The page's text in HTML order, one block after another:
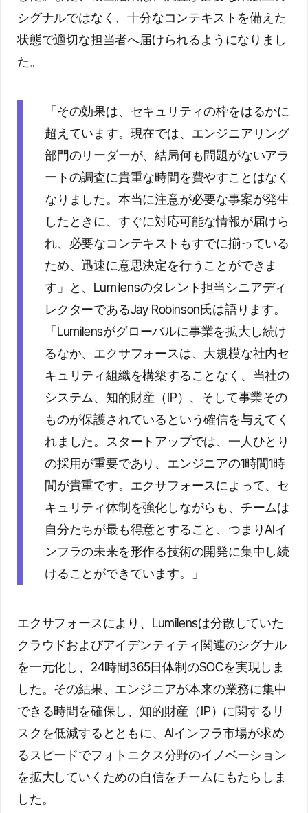
シグナルではなく、十分なコンテキストを備えた
状態で適切な担当者へ届けられるようになりまし
た。
「その効果は、セキュリティの枠をはるかに
超えています。現在では、エンジニアリング
部門のリーダーが、結局何も問題がないアラ
ートの調査に貴重な時間を費やすことはなく
なりました。本当に注意が必要な事案が発生
したときに、すぐに対応可能な情報が届けら
れ、必要なコンテキストもすでに揃っている
ため、迅速に意思決定を行うことができま
す」と、Lumilensのタレント担当シニアディ
レクターであるJay Robinson氏は語ります。
「Lumilensがグローバルに事業を拡大し続け
るなか、エクサフォースは、大規模な社内セ
キュリティ組織を構築することなく、当社の
システム、知的財産（IP）、そして事業その
ものが保護されているという確信を与えてく
れました。スタートアップでは、一人ひとり
の採用が重要であり、エンジニアの1時間1時
間が貴重です。エクサフォースによって、セ
キュリティ体制を強化しながらも、チームは
自分たちが最も得意とすること、つまりAIイ
ンフラの未来を形作る技術の開発に集中し続
けることができています。」
エクサフォースにより、Lumilensは分散していた
クラウドおよびアイデンティティ関連のシグナル
を一元化し、24時間365日体制のSOCを実現しま
した。その結果、エンジニアが本来の業務に集中
できる時間を確保し、知的財産（IP）に関するリ
スクを低減するとともに、AIインフラ市場が求め
るスピードでフォトニクス分野のイノベーション
を拡大していくための自信をチームにもたらしま
した。